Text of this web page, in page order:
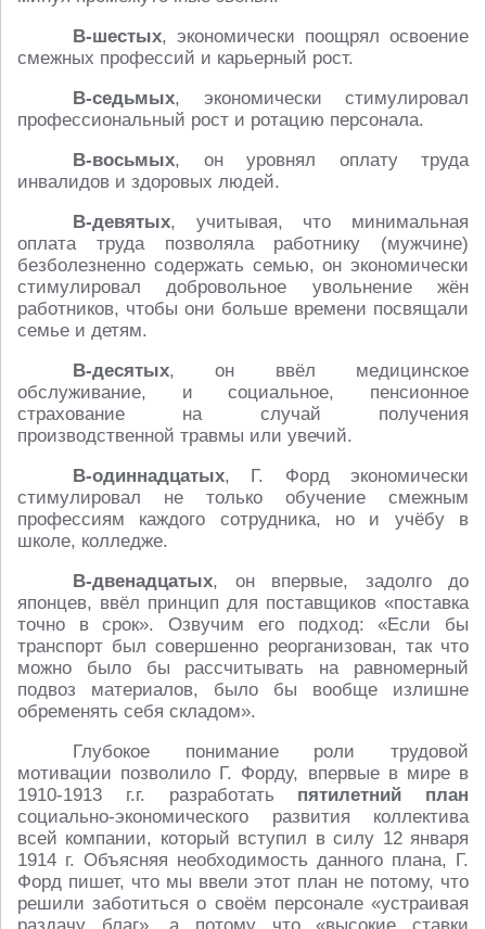
В-шестых, экономически поощрял освоение
смежных профессий и карьерный рост.
В-седьмых, экономически стимулировал
профессиональный рост и ротацию персонала.
В-восьмых, он уровнял оплату труда
инвалидов и здоровых людей.
В-девятых, учитывая, что минимальная
оплата труда позволяла работнику (мужчине)
безболезненно содержать семью, он экономически
стимулировал добровольное увольнение жён
работников, чтобы они больше времени посвящали
семье и детям.
В-десятых, он ввёл медицинское
обслуживание, и социальное, пенсионное
страхование на случай получения
производственной травмы или увечий.
В-одиннадцатых, Г. Форд экономически
стимулировал не только обучение смежным
профессиям каждого сотрудника, но и учёбу в
школе, колледже.
В-двенадцатых, он впервые, задолго до
японцев, ввёл принцип для поставщиков «поставка
точно в срок». Озвучим его подход: «Если бы
транспорт был совершенно реорганизован, так что
можно было бы рассчитывать на равномерный
подвоз материалов, было бы вообще излишне
обременять себя складом».
Глубокое понимание роли трудовой
мотивации позволило Г. Форду, впервые в мире в
1910-1913 г.г. разработать пятилетний план
социально-экономического развития коллектива
всей компании, который вступил в силу 12 января
1914 г. Объясняя необходимость данного плана, Г.
Форд пишет, что мы ввели этот план не потому, что
решили заботиться о своём персонале «устраивая